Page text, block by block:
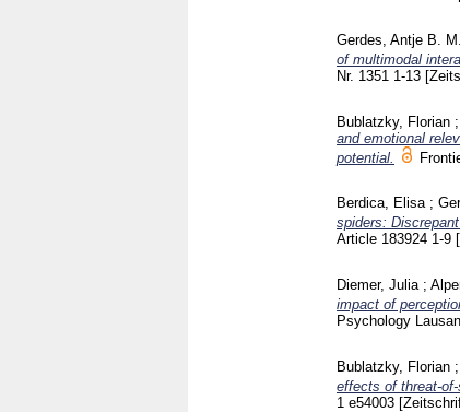
Gerdes, Antje B. M.
of multimodal
Nr. 1351 1-13
Bublatzky, Florian ;
and emotional
potential.
Berdica, Elisa;
spiders:
Article 183924 1-9
Diemer, Julia;
impact of
Psychology
Bublatzky, Florian ;
effects of threat-
1 e54003